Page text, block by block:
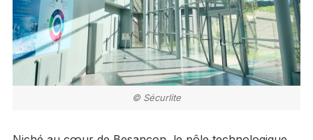
© Sécurlite